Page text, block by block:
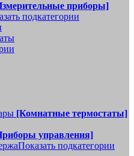
приборы]
подкатегории
[Комнатные термостаты]
управления]
Показать подкатегории